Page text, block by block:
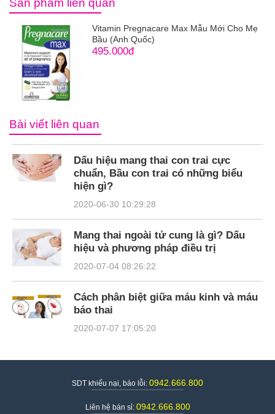
Sản phẩm liên quan
Vitamin Pregnacare Max Mẫu Mới Cho Mẹ
Bầu (Anh Quốc)
495.000đ
Bài viết liên quan
Dấu hiệu mang thai con trai cực
chuẩn, Bầu con trai có những biểu
hiện gì?
2020-06-30 10:29:28
Mang thai ngoài tử cung là gì? Dấu
hiệu và phương pháp điều trị
2020-07-04 08:26:22
Cách phân biệt giữa máu kinh và máu
báo thai
2020-07-07 17:05:20
SDT khiếu nại, báo lỗi: 0942.666.800
Liên hệ bán sỉ: 0942.666.800